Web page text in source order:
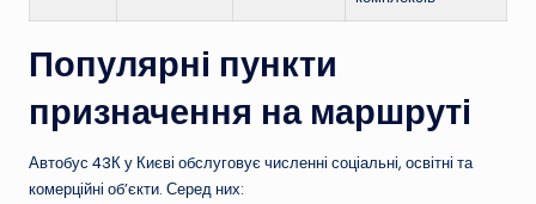
Популярні пункти
призначення на маршруті
Автобус 43К у Києві обслуговує численні соціальні, освітні та
комерційні об’єкти. Серед них: